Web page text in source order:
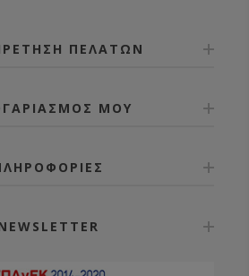
ΠΕΛΑΤΩΝ
ΜΟΥ